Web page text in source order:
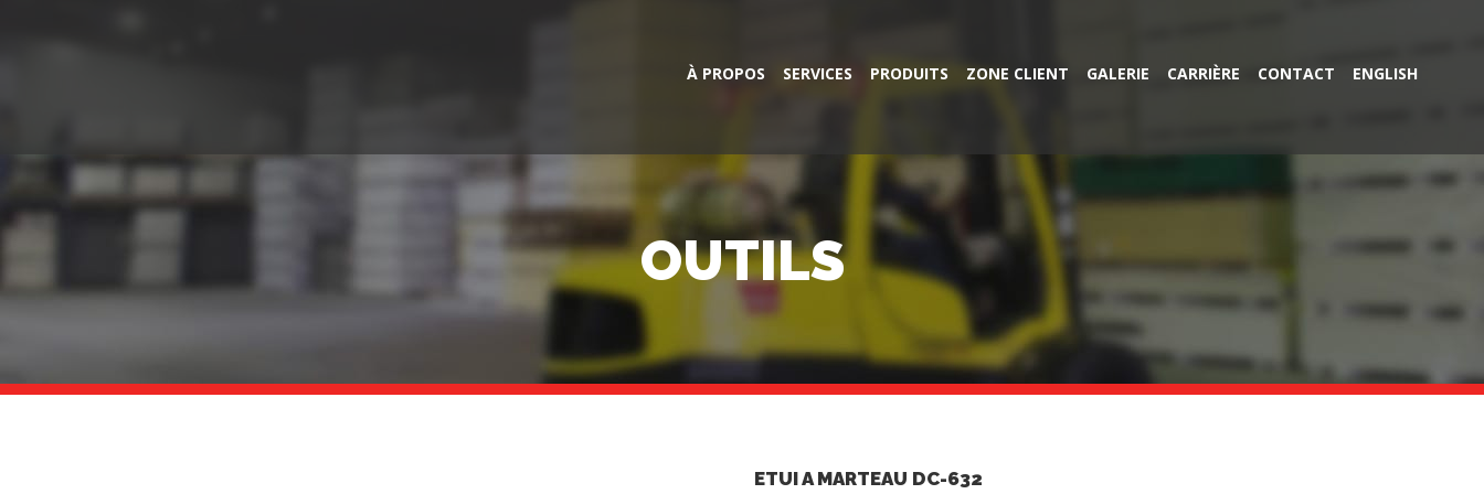
À PROPOS SERVICES PRODUITS ZONE CLIENT GALERIE CARRIÈRE CONTACT ENGLISH
OUTILS
ETUI A MARTEAU DC-632